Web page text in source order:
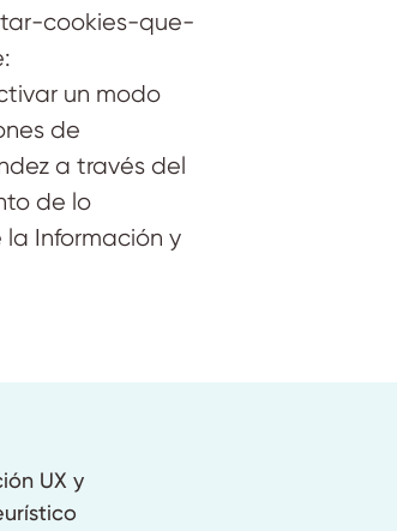
cookies-que-
un modo
de
a través del
de lo
Información y
UX y